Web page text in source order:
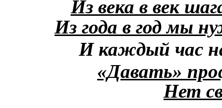
Из века в век
Из года в год мы
И каждый час
«Давать»
Нет